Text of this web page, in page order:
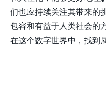
们也应持续关注其带来的
包容和有益于人类社会的
在这个数字世界中，找到